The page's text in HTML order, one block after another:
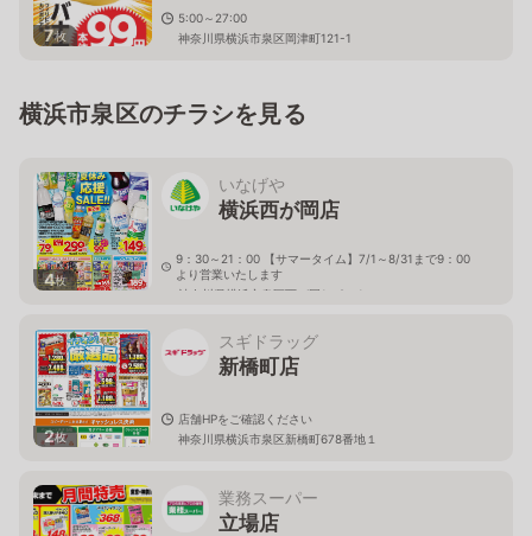
7枚
5:00～27:00
神奈川県横浜市泉区岡津町121-1
横浜市泉区のチラシを見る
4枚
いなげや
横浜西が岡店
9：30～21：00 【サマータイム】7/1～8/31まで9：00
より営業いたします
神奈川県横浜市泉区西が岡1－2－1
2枚
スギドラッグ
新橋町店
店舗HPをご確認ください
神奈川県横浜市泉区新橋町678番地１
業務スーパー
立場店